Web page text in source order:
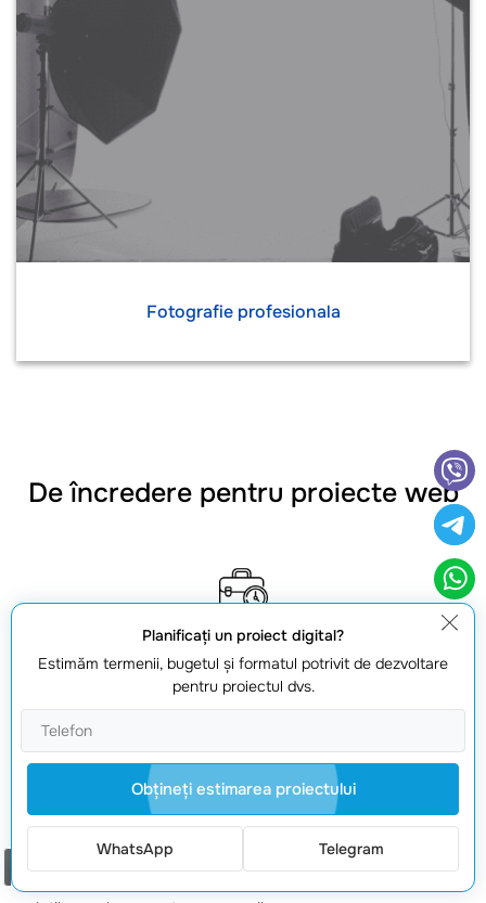
Fotografie profesionala
De încredere pentru proiecte web
Experiență confirmată
Lucrăm din 2008 și livrăm proiecte stabile, cu proces clar și
suport după lansare.
Portofoliu real
Planificaţi un proiect digital?
Estimăm termenii, bugetul şi formatul potrivit de dezvoltare
pentru proiectul dvs.
Obţineţi estimarea proiectului
WhatsApp Telegram
Comanda un apel